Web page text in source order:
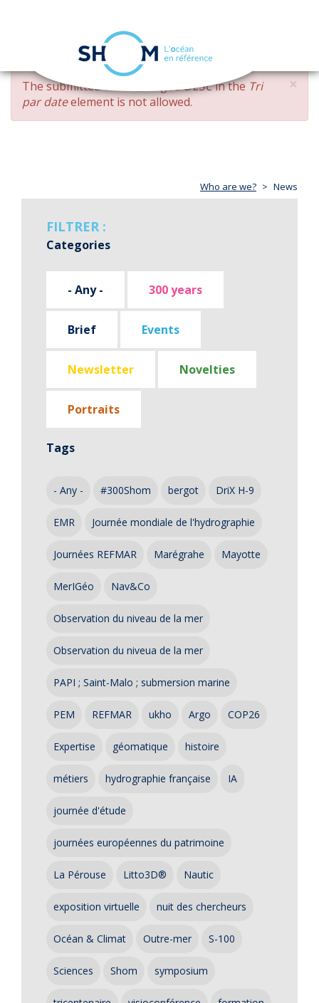
Skip
main
content
navigation
×
ERROR
MESSAGE
The submitted value changed DESCin the Tri
par dateelement is not allowed.
Who are we? News
FILTRER :
Categories
- Any - 300 years
Brief Events
Newsletter Novelties
Portraits
Tags
- Any - #300Shom bergot DriX H-9
EMR Journée mondiale de l'hydrographie
Journées REFMAR Marégrahe Mayotte
MerIGéo Nav&Co
Observation du niveau de la mer
Observation du niveua de la mer
PAPI ; Saint-Malo ; submersion marine
PEM REFMAR ukho Argo COP26
Expertise géomatique histoire
métiers hydrographie française IA
journée d'étude
journées européennes du patrimoine
La Pérouse Litto3D® Nautic
exposition virtuelle nuit des chercheurs
Océan & Climat Outre-mer S-100
Sciences Shom symposium